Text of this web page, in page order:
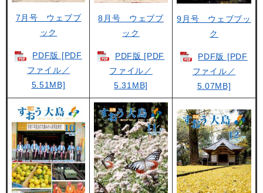
7月号 ウェブブ
ック
PDF版 [PDF
ファイル／
5.51MB]
8月号 ウェブブ
ック
PDF版 [PDF
ファイル／
5.31MB]
9月号 ウェブブッ
ク
PDF版 [PDF
ファイル／
5.07MB]